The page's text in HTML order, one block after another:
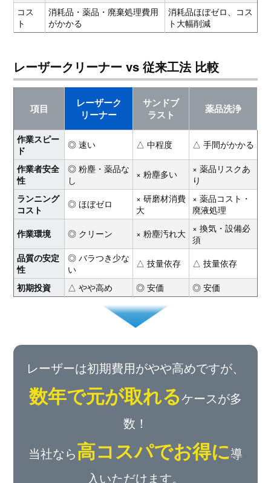
コス
ト
消耗品・薬品・廃棄処理費用
がかかる
消耗品ほぼゼロ、コス
ト大幅削減
レーザークリーナー vs 従来工法 比較
項目
レーザーク
リーナー
サンドブ
ラスト
薬品洗浄
作業スピー
ド
◎ 速い △ 中程度 △ 手間がかかる
作業者安全
性
◎ 粉塵・薬品な
し
× 粉塵多い
× 薬品リスクあ
り
ランニング
コスト
◎ ほぼゼロ
× 研磨材消費
大
× 薬品コスト・
廃液処理
作業環境 ◎ クリーン × 粉塵汚れ大 × 換気・設備必
須
品質の安定
性
◎ バラつき少な
い
△ 技量依存 △ 技量依存
初期投資 △ やや高め ◎ 安価 ◎ 安価
レーザーは初期費用がやや高めですが、
数年で元が取れるケースが多
数！
当社なら高コスパでお得に導
入いただけます。